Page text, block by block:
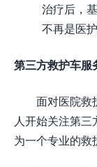
治疗后，
不再是医
第三方救护车
面对医院救
人开始关注第三
为一个专业的救